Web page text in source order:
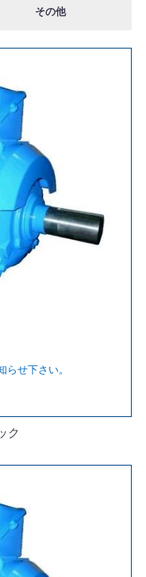
その他
らせ下さい。
ク